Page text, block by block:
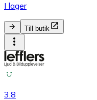
I lager
Till butik
3.8